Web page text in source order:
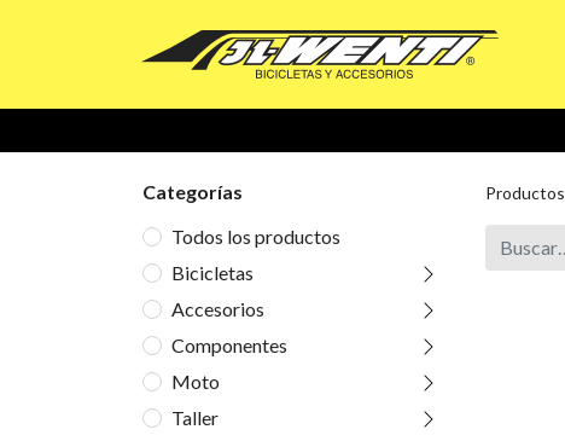
Categorías
Todos los productos
Bicicletas
Accesorios
Componentes
Moto
Taller
Productos